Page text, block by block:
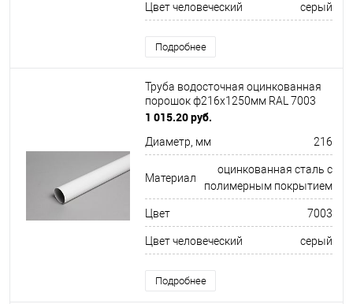
Цвет человеческий серый
Подробнее
Труба водосточная оцинкованная
порошок ф216х1250мм RAL 7003
1 015.20 руб.
Диаметр, мм 216
Материал
оцинкованная сталь с
полимерным покрытием
Цвет 7003
Цвет человеческий серый
Подробнее